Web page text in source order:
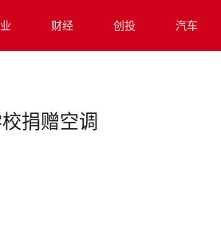
财经 创投 汽车
捐赠空调